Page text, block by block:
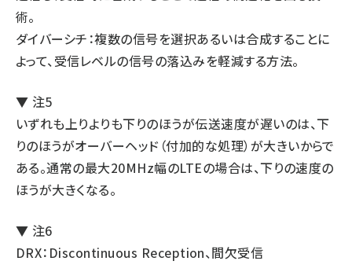
術。
ダイバーシチ：複数の信号を選択あるいは合成することに
よって、受信レベルの信号の落込みを軽減する方法。
▼ 注5
いずれも上りよりも下りのほうが伝送速度が遅いのは、下
りのほうがオーバーヘッド（付加的な処理）が大きいからで
ある。通常の最大20MHz幅のLTEの場合は、下りの速度の
ほうが大きくなる。
▼ 注6
DRX：Discontinuous Reception、間欠受信